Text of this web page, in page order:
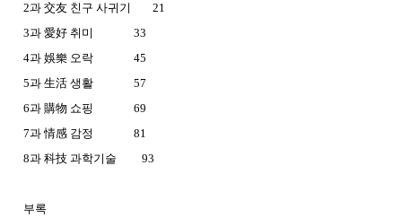
2과 交友 친구 사귀기 21
3과 愛好 취미 33
4과 娛樂 오락 45
5과 生活 생활 57
6과 購物 쇼핑 69
7과 情感 감정 81
8과 科技 과학기술
93
부록